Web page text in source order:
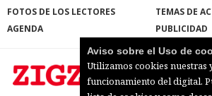
FOTOS DE LOS LECTORES
TEMAS DE
AGENDA
PUBLICIDAD
Aviso sobre el Uso de
Utilizamos cookies nuestras
funcionamiento del digital.